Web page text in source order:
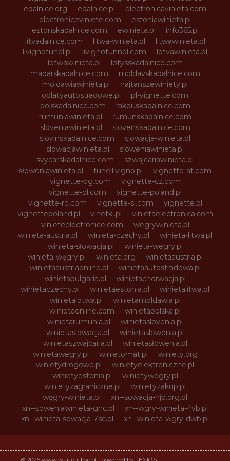
edalnice.org
edalnice.pl
electronicavinieta.com
electroniceviniete.com
estoniawinieta.pl
estonskadalnice.com
ewinieta.pl
info365.pl
litvadalnice.com
litwa-winieta.pl
litwawinieta.pl
livignotunel.pl
livignotunnel.com
lotvawinieta.pl
lotwawinieta.pl
lotysskadalnice.com
madarskadalnice.com
moldavskadalnice.com
moldawiawinieta.pl
najtanszewiniety.pl
oplatyautostradowe.pl
pl-vignette.com
polskadalnice.com
rakouskadalnice.com
rumuniawinieta.pl
rumunskadalnice.com
sloveniawinieta.pl
slovenskadalnice.com
slovinskadalnice.com
slowacja-winieta.pl
slowacjawinieta.pl
sloweniawinieta.pl
svycarskadalnice.com
szwajcariawinieta.pl
słoweniawinieta.pl
tunellivigno.pl
vignette-at.com
vignette-bg.com
vignette-cz.com
vignette-pl.com
vignette-poland.pl
vignette-ro.com
vignette-si.com
vignette.pl
vignettepoland.pl
vinetki.pl
vinietaelectronica.com
vinieteelectronice.com
wegrywinieta.pl
winieta-austria.pl
winieta-czechy.pl
winieta-litwa.pl
winieta-słowacja.pl
winieta-wegry.pl
winieta-węgry.pl
winieta.org
winietaaustria.pl
winietaaustriaonline.pl
winietaautostradowa.pl
winietabulgaria.pl
winietachorwacja.pl
winietaczechy.pl
winietaestonia.pl
winietalitwa.pl
winietalotwa.pl
winietamoldawia.pl
winietaonline.com
winietapolska.pl
winietarumunia.pl
winietaslovenia.pl
winietaslowacja.pl
winietaslowenia.pl
winietaszwajcaria.pl
winietasłowenia.pl
winietawegry.pl
winietomat.pl
winiety.org
winietydrogowe.pl
winietyelektroniczne.pl
winietyestonia.pl
winietywegry.pl
winietyzagraniczne.pl
winietyzakup.pl
węgry-winieta.pl
xn--sowacja-njb.org.pl
xn--soweniawinieta-gnc.pl
xn--wgry-winieta-4vb.pl
xn--winieta-sowacja-7sc.pl
xn--winieta-wgry-dwb.pl